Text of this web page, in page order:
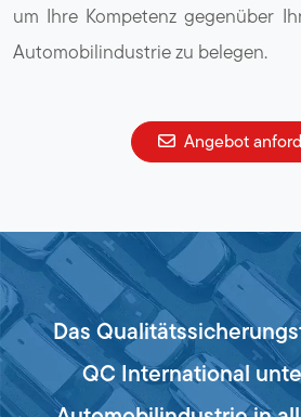
um Ihre Kompetenz gegenüber
Automobilindustrie zu belegen.
Angebot
Das
QC International